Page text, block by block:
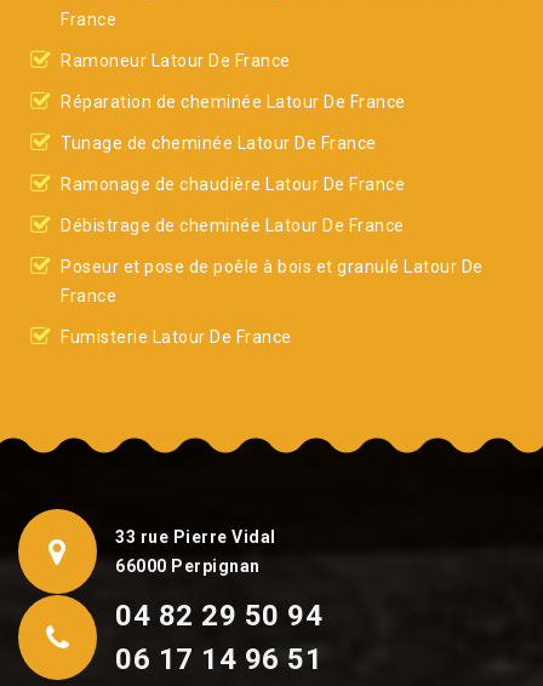
France
Ramoneur Latour De France
Réparation de cheminée Latour De France
Tunage de cheminée Latour De France
Ramonage de chaudière Latour De France
Débistrage de cheminée Latour De France
Poseur et pose de poêle à bois et granulé Latour De
France
Fumisterie Latour De France
33 rue Pierre Vidal
66000 Perpignan
04 82 29 50 94
06 17 14 96 51